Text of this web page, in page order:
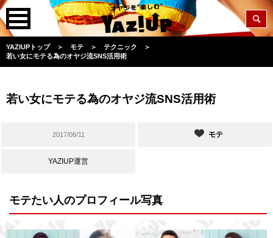
YAZIUPトップ ＞ モテ ＞ テクニック
＞
若い女にモテる為のオヤジ流SNS活用術
若い女にモテる為のオヤジ流SNS活用術
2017/06/11 モテ
YAZIUP運営
モテたい人のプロフィール写真